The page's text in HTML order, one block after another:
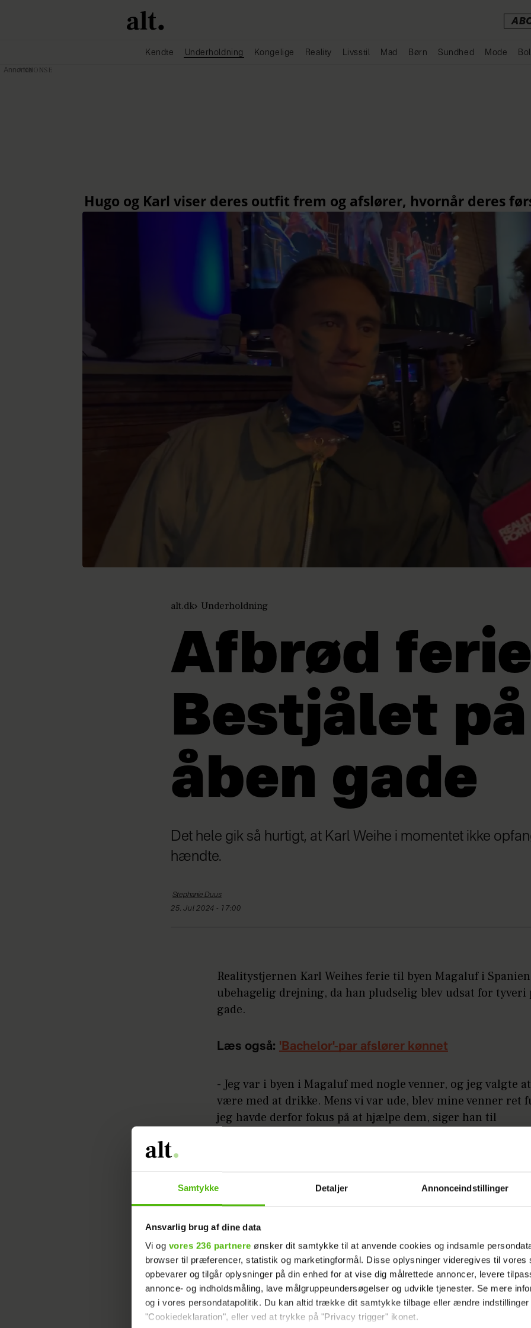
Samtykke Detaljer Annonceindstillinger
Ansvarlig brug af dine data
Vi og vores 236 partnere ønsker dit samtykke til at anvende cookies og indsamle
browser til præferencer, statistik og marketingformål. Disse oplysninger videregives til vores
opbevarer og tilgår oplysninger på din enhed for at vise dig målrettede annoncer, levere
annonce- og indholdsmåling, lave målgruppeundersøgelser og udvikle tjenester. Se mere
og i vores persondatapolitik. Du kan altid trække dit samtykke tilbage eller ændre
"Cookiedeklaration", eller ved at trykke på "Privacy trigger" ikonet.
Kendte Underholdning Kongelige Reality Livsstil Mad Børn Sundhed Mode
alt.dk Underholdning
Afbrød
Bestjålet på
åben gade
Det hele gik så hurtigt, at Karl Weihe i momentet ikke
hændte.
Stephanie Duus
25. Jul 2024 - 17:00
Realitystjernen Karl Weihes ferie til byen Magaluf i
ubehagelig drejning, da han pludselig blev udsat for tyveri
gade.
Læs også: 'Bachelor'-par afslører kønnet
- Jeg var i byen i Magaluf med nogle venner, og jeg valgte
være med at drikke. Mens vi var ude, blev mine venner ret
jeg havde derfor fokus på at hjælpe dem, siger han til
mig og lavede alt muligt mærkeligt. Han har så været
lomme og tage min telefon, og så løb han.
Andreas H deler rørende historie:
min far er stolt
Ifølge Karl gik tyveriet så hurtigt, at det først var efter, at
Annonce